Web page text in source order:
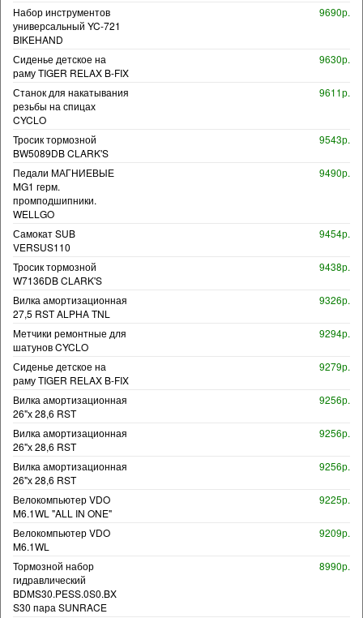
Набор инструментов
универсальный YC-721
BIKEHAND
9690р.
Сиденье детское на
раму TIGER RELAX B-FIX
9630р.
Станок для накатывания
резьбы на спицах
CYCLO
9611р.
Тросик тормозной
BW5089DB CLARK'S
9543р.
Педали МАГНИЕВЫЕ
MG1 герм.
промподшипники.
WELLGO
9490р.
Самокат SUB
VERSUS110
9454р.
Тросик тормозной
W7136DB CLARK'S
9438р.
Вилка амортизационная
27,5 RST ALPHA TNL
9326р.
Метчики ремонтные для
шатунов CYCLO
9294р.
Сиденье детское на
раму TIGER RELAX B-FIX
9279р.
Вилка амортизационная
26"х 28,6 RST
9256р.
Вилка амортизационная
26"х 28,6 RST
9256р.
Вилка амортизационная
26"х 28,6 RST
9256р.
Велокомпьютер VDO
M6.1WL "ALL IN ONE"
9225р.
Велокомпьютер VDO
M6.1WL
9209р.
Тормозной набор
гидравлический
BDMS30.PESS.0S0.BX
S30 пара SUNRACE
8990р.